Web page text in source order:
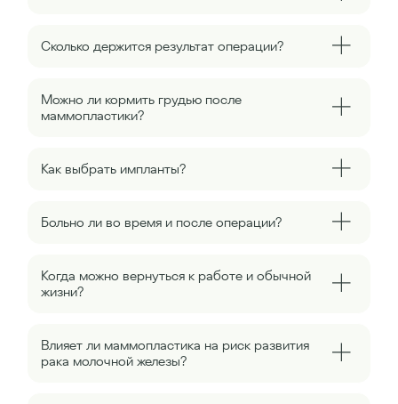
Сколько держится результат операции?
Можно ли кормить грудью после
маммопластики?
Как выбрать импланты?
Больно ли во время и после операции?
Когда можно вернуться к работе и обычной
жизни?
Влияет ли маммопластика на риск развития
рака молочной железы?